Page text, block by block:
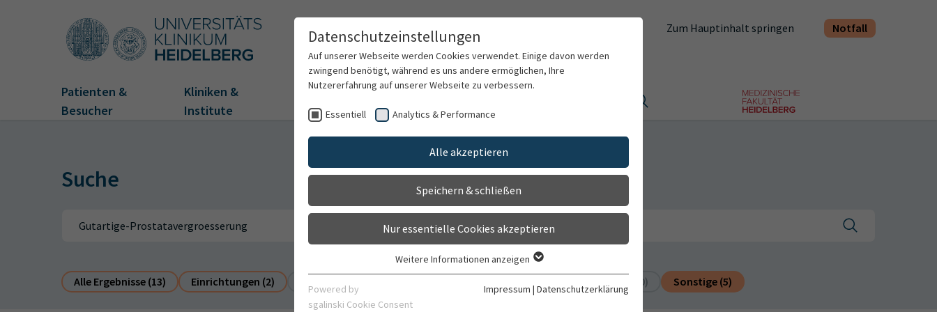
Zum Hauptinhalt springen Notfall
Patienten &
Besucher
Kliniken &
Institute
Suche
Alle Ergebnisse (13) Einrichtungen (2) News & Termine (0) Sonstige (5)
Datenschutzeinstellungen
Auf unserer Webseite werden Cookies verwendet. Einige davon werden
zwingend benötigt, während es uns andere ermöglichen, Ihre
Nutzererfahrung auf unserer Webseite zu verbessern.
Essentiell Analytics & Performance
Alle akzeptieren
Speichern & schließen
Nur essentielle Cookies akzeptieren
Essentielle Cookies werden für grundlegende Funktionen der Webseite
benötigt. Dadurch ist gewährleistet, dass die Webseite einwandfrei
Weitere Informationen anzeigen
Powered by
sgalinski Cookie Consent
Impressum | Datenschutzerklärung